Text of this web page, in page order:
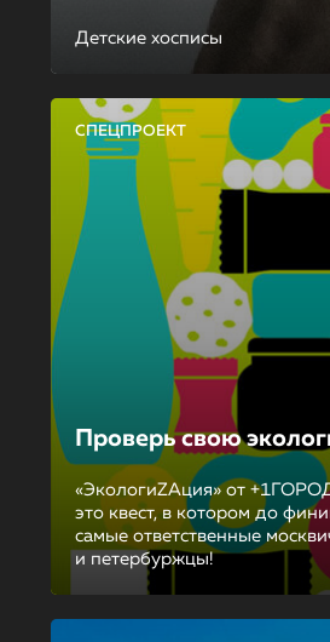
Детские хосписы
СПЕЦПРОЕКТ
Проверь свою
«ЭкологиZAция» от
это квест, в котором до
самые ответственные
и петербуржцы!